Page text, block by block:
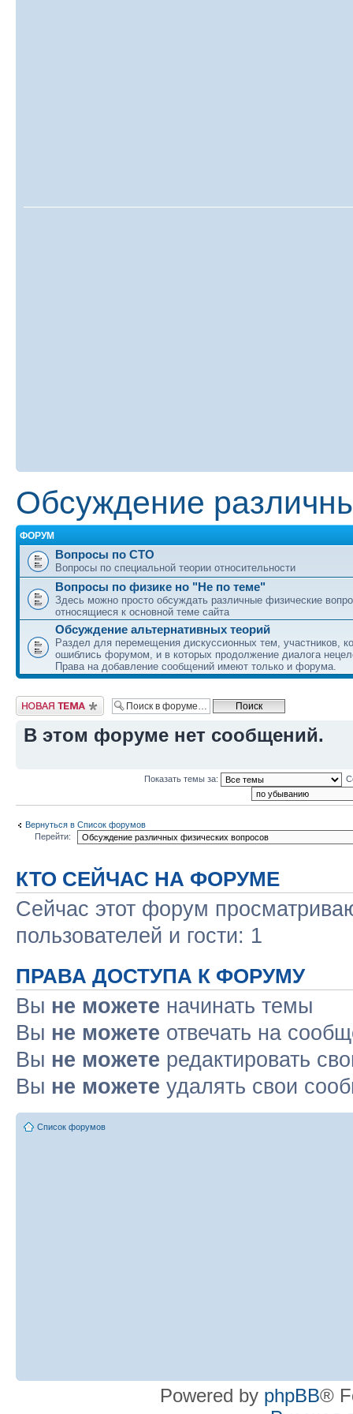
Обсуждение
ФОРУМ
Вопросы по СТО
Вопросы по специальной теории относительности
Вопросы по физике но "Не по теме"
Здесь можно просто обсуждать различные физические
относящиеся к основной теме сайта
Обсуждение альтернативных теорий
Раздел для перемещения дискуссионных тем, участников,
ошиблись форумом, и в которых продолжение диалога
Права на добавление сообщений имеют только и форума.
Начать новую тему
В этом форуме нет сообщений.
Показать темы за:
Вернуться в Список форумов
Перейти:
КТО СЕЙЧАС НА ФОРУМЕ
Сейчас этот форум
пользователей и гости: 1
ПРАВА ДОСТУПА К ФОРУМУ
Вы не можете начинать темы
Вы не можете отвечать на
Вы не можете редактировать
Вы не можете удалять свои
Список форумов
Powered by phpBB®